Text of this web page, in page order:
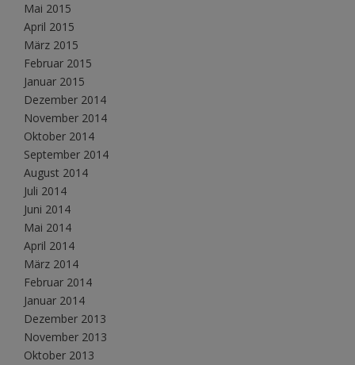
Mai 2015
April 2015
März 2015
Februar 2015
Januar 2015
Dezember 2014
November 2014
Oktober 2014
September 2014
August 2014
Juli 2014
Juni 2014
Mai 2014
April 2014
März 2014
Februar 2014
Januar 2014
Dezember 2013
November 2013
Oktober 2013